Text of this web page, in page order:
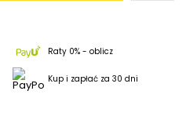
Raty 0% - oblicz
Kup i zapłać za 30 dni